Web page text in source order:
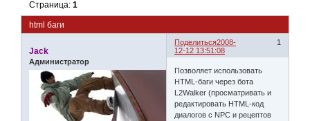
html баги
Страница:1
Поделиться 1
2008-
12-12 13:51:08
Jack
Администратор
Позволяет использовать
HTML-баги через бота
L2Walker (просматривать и
редактировать HTML-код
диалогов с NPC и рецептов